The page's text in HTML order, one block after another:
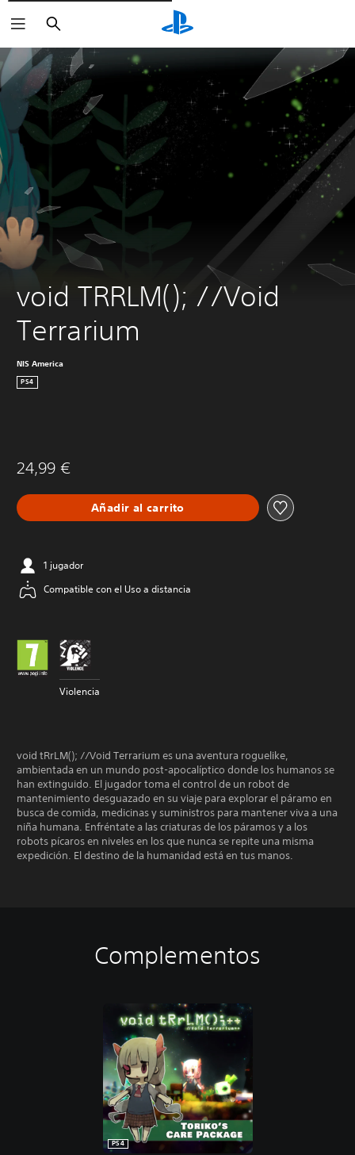
Buscar
void TRRLM(); //Void
Terrarium
NIS America
PS4
24,99 €
Añadir al carrito
1 jugador
Compatible con el Uso a distancia
Violencia
void tRrLM(); //Void Terrarium es una aventura roguelike,
ambientada en un mundo post-apocalíptico donde los humanos se
han extinguido. El jugador toma el control de un robot de
mantenimiento desguazado en su viaje para explorar el páramo en
busca de comida, medicinas y suministros para mantener viva a una
niña humana. Enfréntate a las criaturas de los páramos y a los
robots pícaros en niveles en los que nunca se repite una misma
expedición. El destino de la humanidad está en tus manos.
Complementos
PS4